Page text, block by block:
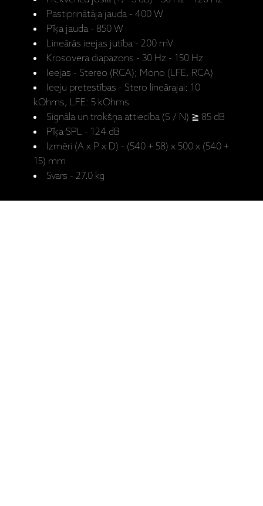
Pastiprinātāja jauda - 400 W
Pīķa jauda - 850 W
Lineārās ieejas jutība - 200 mV
Krosovera diapazons - 30 Hz - 150 Hz
Ieejas - Stereo (RCA); Mono (LFE, RCA)
Ieeju pretestības - Stero lineārajai: 10
kOhms, LFE: 5 kOhms
Signāla un trokšņa attiecība (S / N) ≧ 85 dB
Pīķa SPL - 124 dB
Izmēri (A x P x D) - (540 + 58) x 500 x (540 +
15) mm
Svars - 27.0 kg